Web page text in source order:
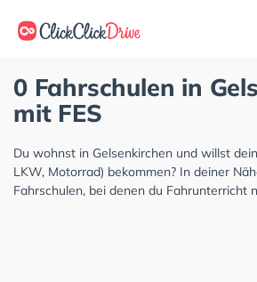
0 Fahrschulen in
mit FES
Du wohnst in Gelsenkirchen und willst
LKW, Motorrad) bekommen? In deiner
Fahrschulen, bei denen du Fahrunterricht